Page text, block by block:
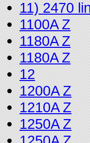
11) 2470
1100A Z
1180A Z
1180A Z
12
1200A Z
1210A Z
1250A Z